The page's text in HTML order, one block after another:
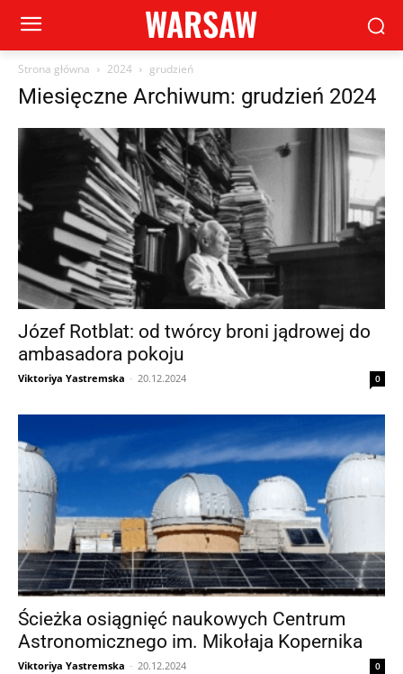
WARSAW
Strona główna 2024 grudzień
Miesięczne Archiwum: grudzień 2024
Józef Rotblat: od twórcy broni jądrowej do
ambasadora pokoju
Viktoriya Yastremska - 20.12.2024 0
Ścieżka osiągnięć naukowych Centrum
Astronomicznego im. Mikołaja Kopernika
Viktoriya Yastremska - 20.12.2024 0